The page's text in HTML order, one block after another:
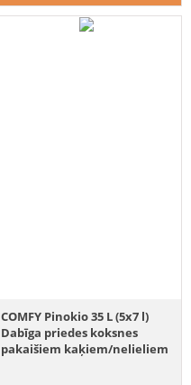
COMFY Pinokio 35 L (5x7 l)
Dabīga priedes koksnes
pakaišiem kaķiem/nelieliem